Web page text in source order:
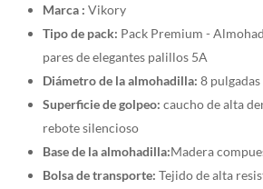
Bolsa
de
transporte
5
pares
Marca : Vikory
Tipo de pack: Pack Premium -
pares de elegantes palillos 5A
Diámetro de la almohadilla: 8
Superficie de golpeo: caucho de alta
rebote silencioso
Base de la almohadilla:Madera
Bolsa de transporte: Tejido de alta